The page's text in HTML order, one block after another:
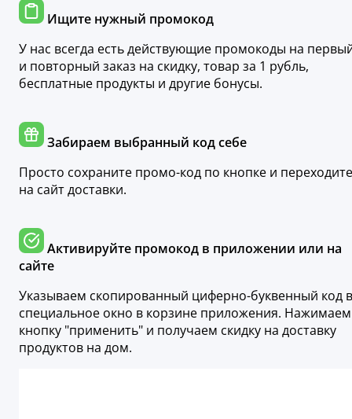
Ищите нужный промокод
У нас всегда есть действующие промокоды на
и повторный заказ на скидку, товар за 1 рубль,
бесплатные продукты и другие бонусы.
Забираем выбранный код себе
Просто сохраните промо-код по кнопке и переходите
на сайт доставки.
Активируйте промокод в приложении или на
сайте
Указываем скопированный циферно-буквенный код в
специальное окно в корзине приложения. Нажимаем
кнопку "применить" и получаем скидку на доставку
продуктов на дом.